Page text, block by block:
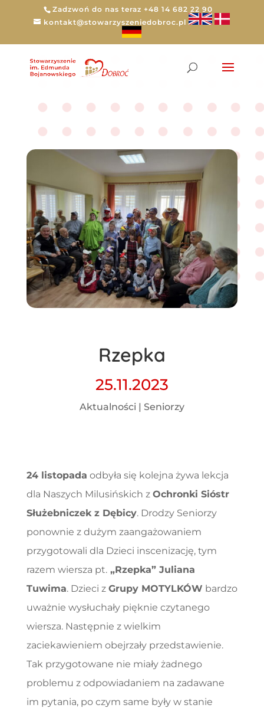
Zadzwoń do nas teraz +48 14 682 22 90
kontakt@stowarzyszeniedobroc.pl
Rzepka
25.11.2023
Aktualności | Seniorzy
24 listopada odbyła się kolejna żywa lekcja
dla Naszych Milusińskich z Ochronki Sióstr
Służebniczek z Dębicy. Drodzy Seniorzy
ponownie z dużym zaangażowaniem
przygotowali dla Dzieci inscenizację, tym
razem wiersza pt.„Rzepka” Juliana
Tuwima. Dzieci z Grupy MOTYLKÓW bardzo
uważnie wysłuchały pięknie czytanego
wiersza. Następnie z wielkim
zaciekawieniem obejrzały przedstawienie.
Tak przygotowane nie miały żadnego
problemu z odpowiadaniem na zadawane
im pytania, po czym same były w stanie